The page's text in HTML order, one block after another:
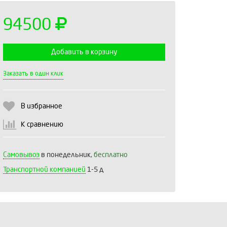
94500
Добавить в корзину
Заказать в один клик
В избранное
К сравнению
Самовывоз в понедельник, бесплатно
Транспортной компанией 1-5 д